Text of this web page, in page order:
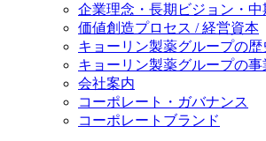
企業理念・長期ビジョン・
価値創造プロセス / 経営資本
キョーリン製薬グループの歴
キョーリン製薬グループの事
会社案内
コーポレート・ガバナンス
コーポレートブランド